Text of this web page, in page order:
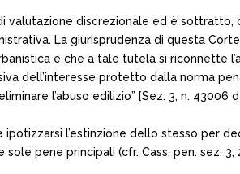
discrezionale ed è
La giurisprudenza di questa
e che a tale tutela si riconnette
dell’interesse protetto dalla norma
l’abuso edilizio” [Sez. 3, n.
l’estinzione dello stesso per
pene principali (cfr. Cass. pen. sez. 3,